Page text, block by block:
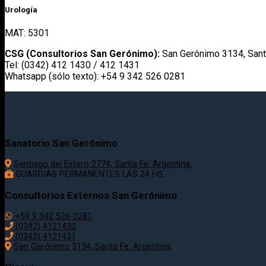
Urología
MAT: 5301
CSG (Consultorios San Gerónimo): San Gerónimo 3134,
Tel: (0342) 412 1430 / 412 1431
Whatsapp (sólo texto): +54 9 342 526 0281
Sanatorio San Gerónimo
Santiago del Estero 2774, Santa Fe. Argentina.
GUARDIAS PERMANENTES LAS 24 HS.
Consultorios Externos San Gerónimo
+54 9 342 526-0281
(0342) 4121430
(0342) 4121431
San Gerónimo 3134, Santa Fe. Argentina.